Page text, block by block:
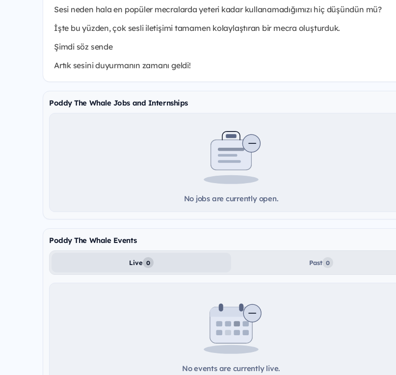
Sesi neden hala en popüler mecralarda yeteri kadar kullanamadığımızı hiç düşündün mü?
İşte bu yüzden, çok sesli iletişimi tamamen kolaylaştıran bir mecra oluşturduk.
Şimdi söz sende
Artık sesini duyurmanın zamanı geldi!
Poddy The Whale Jobs and Internships
No jobs are currently open.
Poddy The Whale Events
Live 0 Past 0
No events are currently live.